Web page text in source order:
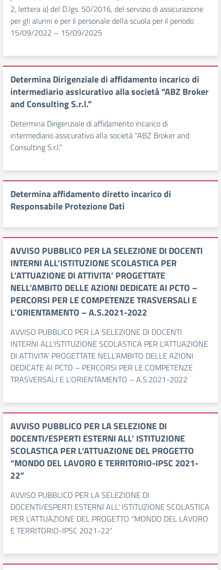
2, lettera a) del D.lgs. 50/2016, del servizio di assicurazione
per gli alunni e per il personale della scuola per il periodo
15/09/2022 – 15/09/2025
Determina Dirigenziale di affidamento incarico di
intermediario assicurativo alla società “ABZ Broker
and Consulting S.r.l.”
Determina Dirigenziale di affidamento incarico di
intermediario assicurativo alla società “ABZ Broker and
Consulting S.r.l.”
Determina affidamento diretto incarico di
Responsabile Protezione Dati
AVVISO PUBBLICO PER LA SELEZIONE DI DOCENTI
INTERNI ALL’ISTITUZIONE SCOLASTICA PER
L’ATTUAZIONE DI ATTIVITA’ PROGETTATE
NELL’AMBITO DELLE AZIONI DEDICATE AI PCTO –
PERCORSI PER LE COMPETENZE TRASVERSALI E
L’ORIENTAMENTO – A.S.2021-2022
AVVISO PUBBLICO PER LA SELEZIONE DI DOCENTI
INTERNI ALL’ISTITUZIONE SCOLASTICA PER L’ATTUAZIONE
DI ATTIVITA’ PROGETTATE NELL’AMBITO DELLE AZIONI
DEDICATE AI PCTO – PERCORSI PER LE COMPETENZE
TRASVERSALI E L’ORIENTAMENTO – A.S.2021-2022
AVVISO PUBBLICO PER LA SELEZIONE DI
DOCENTI/ESPERTI ESTERNI ALL’ ISTITUZIONE
SCOLASTICA PER L’ATTUAZIONE DEL PROGETTO
“MONDO DEL LAVORO E TERRITORIO-IPSC 2021-
22”
AVVISO PUBBLICO PER LA SELEZIONE DI
DOCENTI/ESPERTI ESTERNI ALL’ ISTITUZIONE SCOLASTICA
PER L’ATTUAZIONE DEL PROGETTO “MONDO DEL LAVORO
E TERRITORIO-IPSC 2021-22”